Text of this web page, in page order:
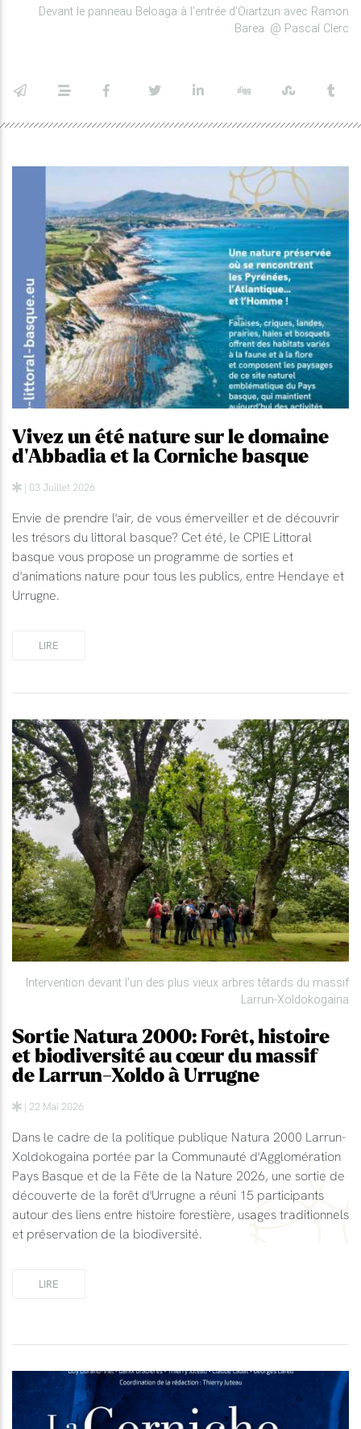
Devant le panneau Beloaga à l'entrée d'Oiartzun avec Ramon
Barea. @ Pascal Clerc
Vivez un été nature sur le domaine
d'Abbadia et la Corniche basque
| 03 Juillet 2026
Envie de prendre l'air, de vous émerveiller et de découvrir
les trésors du littoral basque? Cet été, le CPIE Littoral
basque vous propose un programme de sorties et
d'animations nature pour tous les publics, entre Hendaye et
Urrugne.
LIRE
Intervention devant l'un des plus vieux arbres têtards du massif
Larrun-Xoldokogaina
Sortie Natura 2000: Forêt, histoire
et biodiversité au cœur du massif
de Larrun-Xoldo à Urrugne
| 22 Mai 2026
Dans le cadre de la politique publique Natura 2000 Larrun-
Xoldokogaina portée par la Communauté d'Agglomération
Pays Basque et de la Fête de la Nature 2026, une sortie de
découverte de la forêt d'Urrugne a réuni 15 participants
autour des liens entre histoire forestière, usages traditionnels
et préservation de la biodiversité.
LIRE